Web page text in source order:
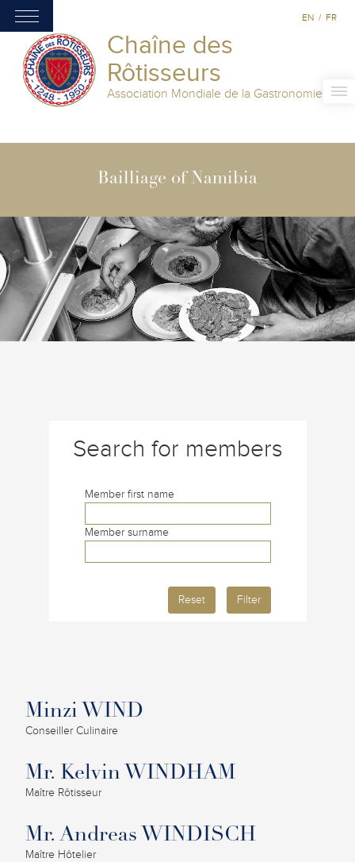
Chaîne des
Rôtisseurs
Association Mondiale de la Gastronomie
EN / FR
Bailliage of Namibia
Search for members
Member first name
Member surname
Reset Filter
Minzi WIND
Conseiller Culinaire
Mr. Kelvin WINDHAM
Maître Rôtisseur
Mr. Andreas WINDISCH
Maître Hôtelier